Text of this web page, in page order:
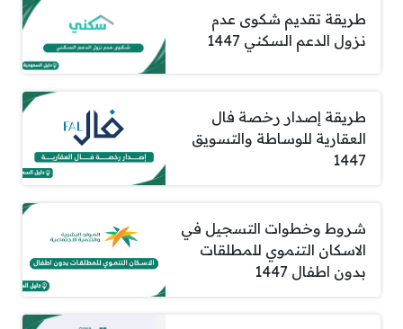
طريقة تقديم شكوى عدم
نزول الدعم السكني 1447
طريقة إصدار رخصة فال
العقارية للوساطة والتسويق
1447
شروط وخطوات التسجيل في
الاسكان التنموي للمطلقات
بدون اطفال 1447